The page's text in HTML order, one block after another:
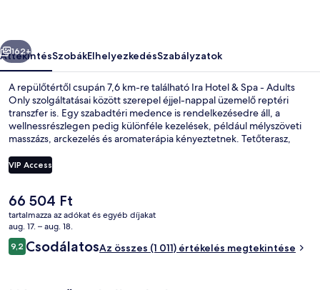
képgalériája
Következő
162+
ÁttekintésSzobákElhelyezkedésSzabályzatok
A repülőtértől csupán 7,6 km-re található Ira Hotel & Spa - Adults
Only szolgáltatásai között szerepel éjjel-nappal üzemelő reptéri
transzfer is. Egy szabadtéri medence is rendelkezésedre áll, a
wellnessrészlegen pedig különféle kezelések, például mélyszöveti
masszázs, arckezelés és aromaterápia kényeztetnek. Tetőterasz,
értékelik a szálláshely következő jellemzőit: segítőkész személyzet és
a szálláshely általános állapota.
VIP Access
A
jelenlegi
ár
66 504 Ft
66 504 Ft
tartalmazza az adókat és egyéb díjakat
aug. 17. – aug. 18.
Értékelések
9,29,2 ennyiből: 10
CsodálatosAz összes (1 011) értékelés megtekintése